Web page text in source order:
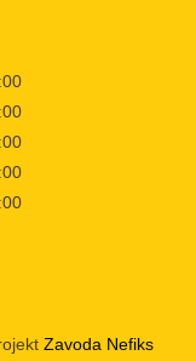
Zavoda Nefiks